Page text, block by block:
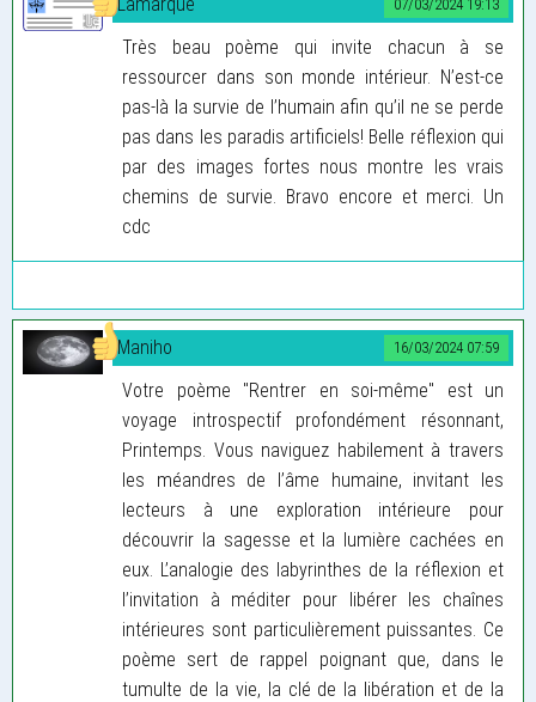
07/03/2024 19:13
Très beau poème qui invite chacun à se
ressourcer dans son monde intérieur. N’est-ce
pas-là la survie de l’humain afin qu’il ne se perde
pas dans les paradis artificiels! Belle réflexion qui
par des images fortes nous montre les vrais
chemins de survie. Bravo encore et merci. Un
cdc
16/03/2024 07:59
Maniho
Votre poème "Rentrer en soi-même" est un
voyage introspectif profondément résonnant,
Printemps. Vous naviguez habilement à travers
les méandres de l’âme humaine, invitant les
lecteurs à une exploration intérieure pour
découvrir la sagesse et la lumière cachées en
eux. L’analogie des labyrinthes de la réflexion et
l’invitation à méditer pour libérer les chaînes
intérieures sont particulièrement puissantes. Ce
poème sert de rappel poignant que, dans le
tumulte de la vie, la clé de la libération et de la